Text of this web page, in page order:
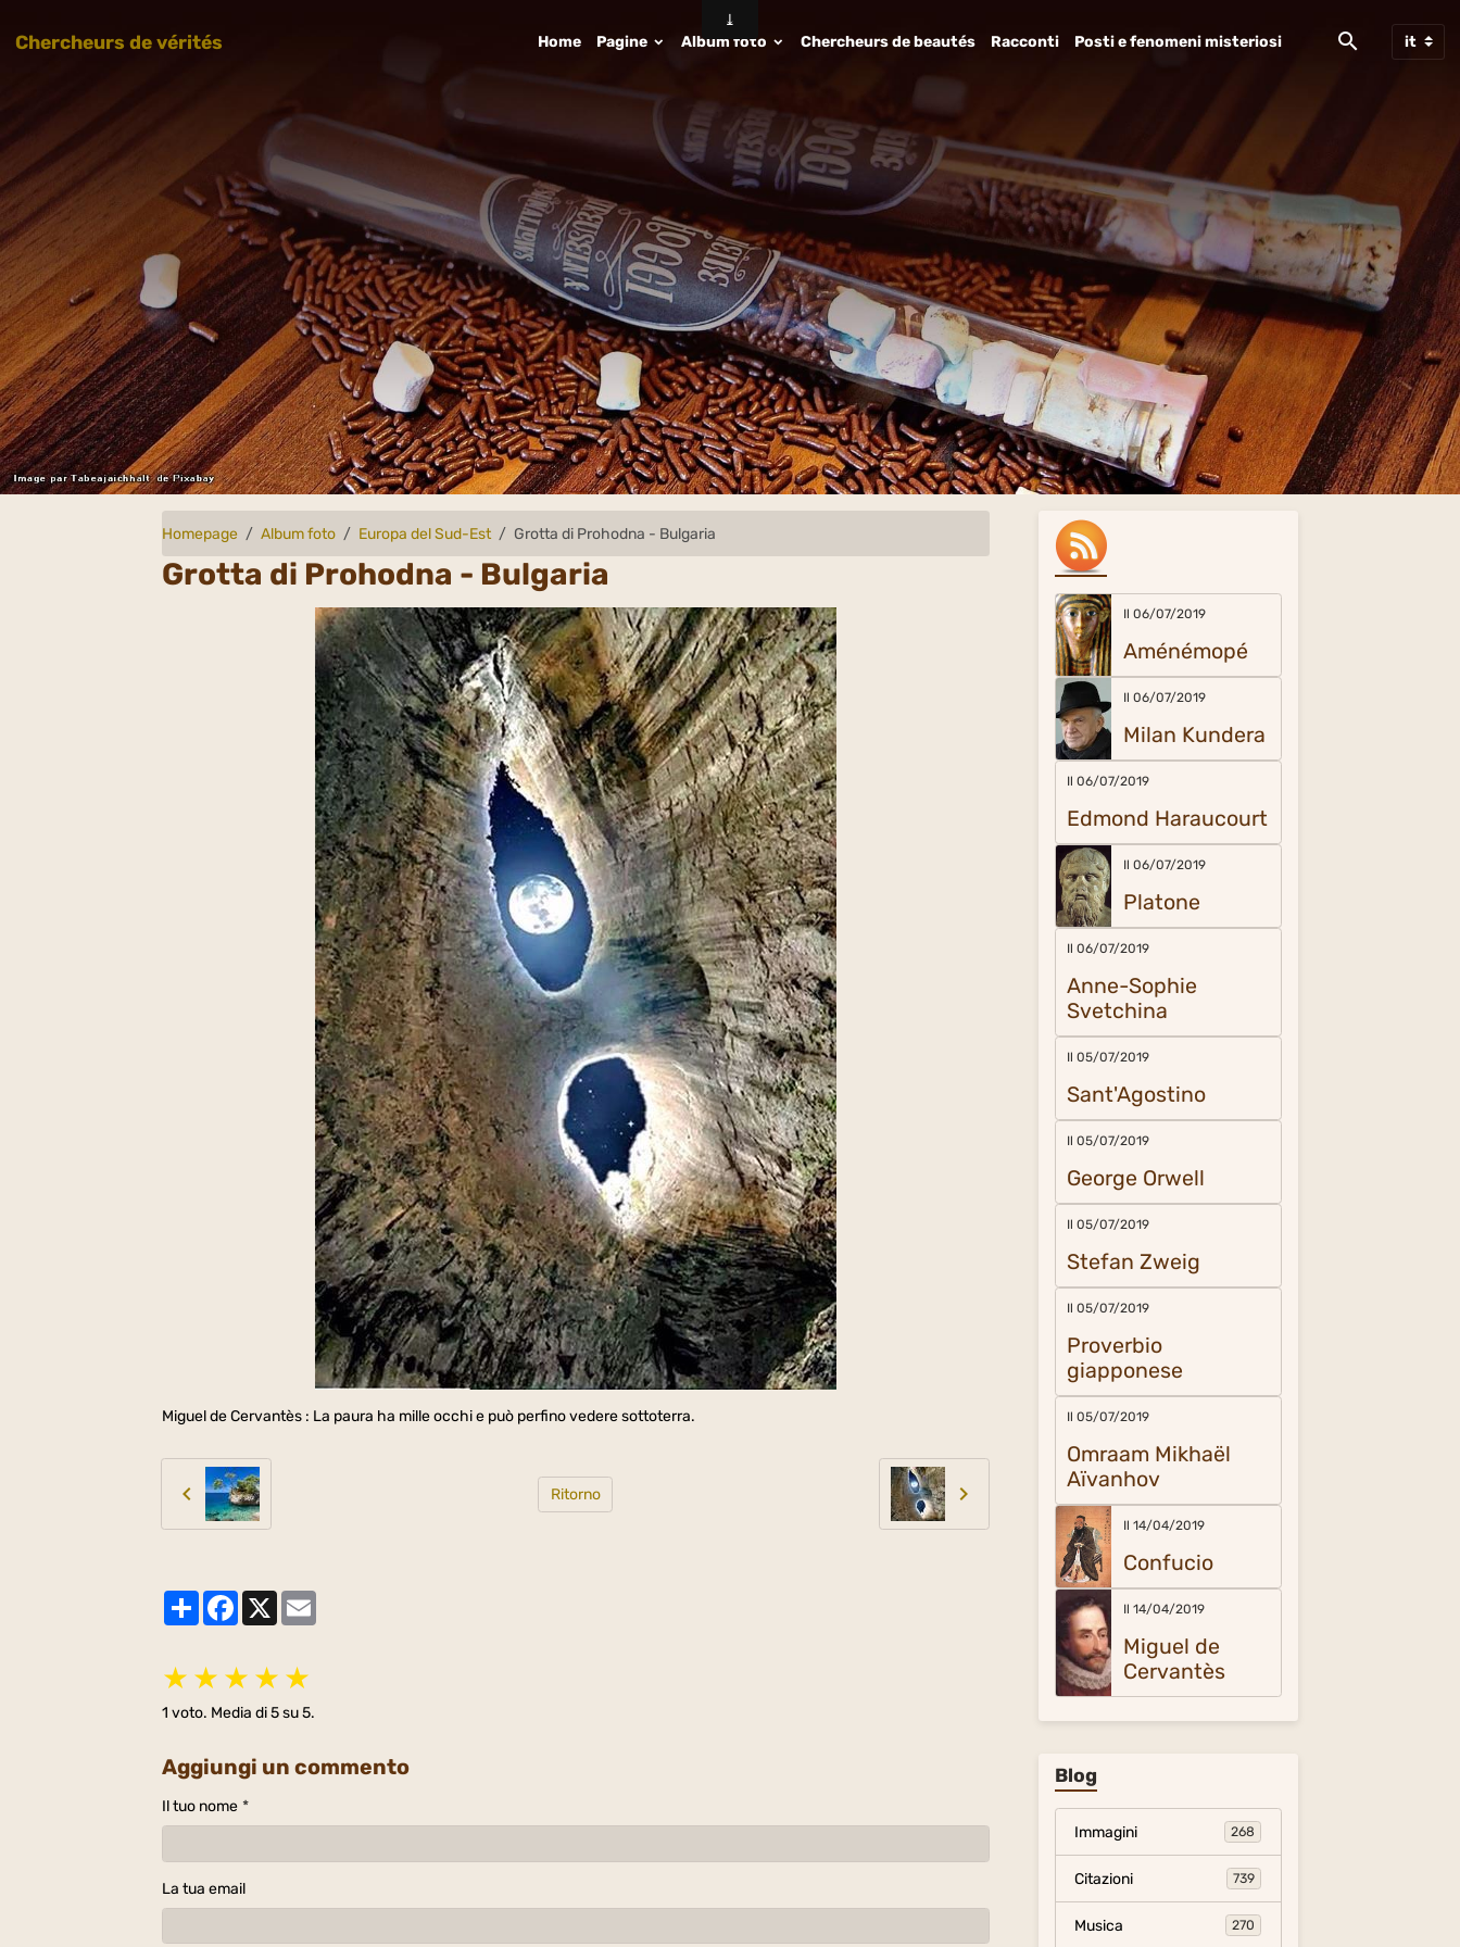
Chercheurs de vérités Home Pagine Album foto Chercheurs de beautés Racconti Posti e fenomeni misteriosi
Homepage Album foto Europa del Sud-Est Grotta di Prohodna - Bulgaria
Grotta di Prohodna - Bulgaria
Miguel de Cervantès : La paura ha mille occhi e può perfino vedere sottoterra.
Ritorno
PartagerFacebook
X
★ ★ ★ ★ ★
1 voto. Media di5su 5.
Aggiungi un commento
Il tuo nome
La tua email
Il 06/07/2019
Aménémopé
Il 06/07/2019
Milan Kundera
Il 06/07/2019
Edmond Haraucourt
Il 06/07/2019
Platone
Il 06/07/2019
Anne-Sophie
Svetchina
Il 05/07/2019
Sant'Agostino
Il 05/07/2019
George Orwell
Il 05/07/2019
Stefan Zweig
Il 05/07/2019
Proverbio
giapponese
Il 05/07/2019
Omraam Mikhaël
Aïvanhov
Il 14/04/2019
Confucio
Il 14/04/2019
Miguel de
Cervantès
Blog
Immagini 268
Citazioni 739
Musica 270